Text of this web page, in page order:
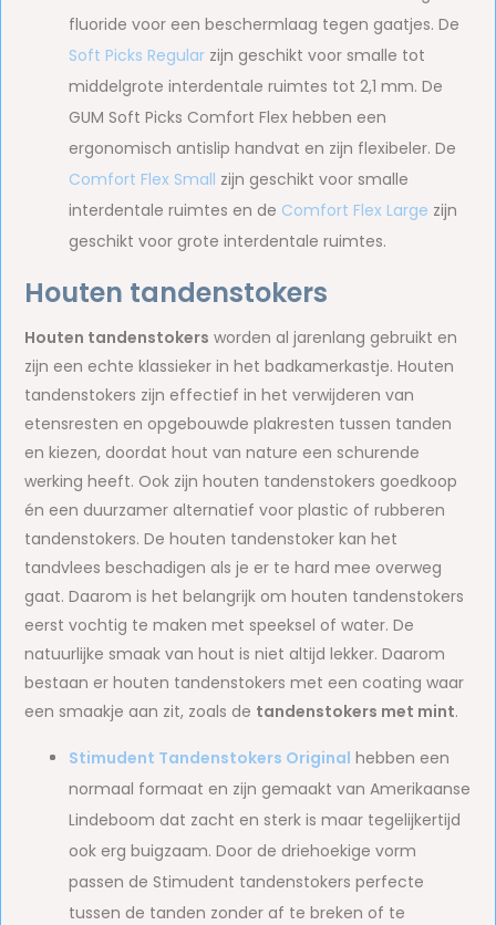
fluoride voor een beschermlaag tegen gaatjes. De
Soft Picks Regular zijn geschikt voor smalle tot
middelgrote interdentale ruimtes tot 2,1 mm. De
GUM Soft Picks Comfort Flex hebben een
ergonomisch antislip handvat en zijn flexibeler. De
Comfort Flex Small zijn geschikt voor smalle
interdentale ruimtes en de Comfort Flex Large zijn
geschikt voor grote interdentale ruimtes.
Houten tandenstokers
Houten tandenstokers worden al jarenlang gebruikt en
zijn een echte klassieker in het badkamerkastje. Houten
tandenstokers zijn effectief in het verwijderen van
etensresten en opgebouwde plakresten tussen tanden
en kiezen, doordat hout van nature een schurende
werking heeft. Ook zijn houten tandenstokers goedkoop
én een duurzamer alternatief voor plastic of rubberen
tandenstokers. De houten tandenstoker kan het
tandvlees beschadigen als je er te hard mee overweg
gaat. Daarom is het belangrijk om houten tandenstokers
eerst vochtig te maken met speeksel of water. De
natuurlijke smaak van hout is niet altijd lekker. Daarom
bestaan er houten tandenstokers met een coating waar
een smaakje aan zit, zoals de tandenstokers met mint.
Stimudent Tandenstokers Original hebben een
normaal formaat en zijn gemaakt van Amerikaanse
Lindeboom dat zacht en sterk is maar tegelijkertijd
ook erg buigzaam. Door de driehoekige vorm
passen de Stimudent tandenstokers perfecte
tussen de tanden zonder af te breken of te